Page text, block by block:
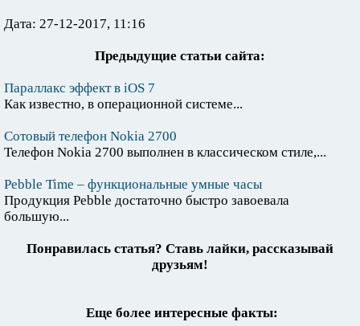
Дата: 27-12-2017, 11:16
Предыдущие статьи сайта:
Параллакс эффект в iOS 7
Как известно, в операционной системе...
Сотовый телефон Nokia 2700
Телефон Nokia 2700 выполнен в классическом стиле,...
Pebble Time – функциональные умные часы
Продукция Pebble достаточно быстро завоевала
большую...
Понравилась статья? Ставь лайки, рассказывай
друзьям!
Еще более интересные факты: